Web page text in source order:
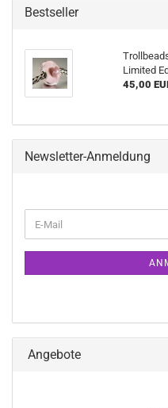
Bestseller
Limited
45,00
Newsletter-Anmeldung
ZUR
E-
Mail
Angebote